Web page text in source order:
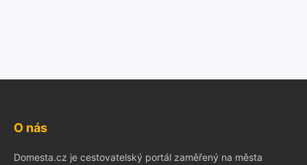
O nás
Domesta.cz je cestovatelský portál zaměřený na města